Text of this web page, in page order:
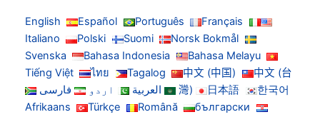
English Español Português
Français
Italiano
Polski Suomi
Norsk Bokmål
Svenska
Bahasa Indonesia
Bahasa Melayu
Tiếng Việt
ไทย Tagalog 中文 (中国)
中文 (台
灣)
日本語 한국어 العربية اردو
فارسی
Afrikaans
Türkçe Română
български